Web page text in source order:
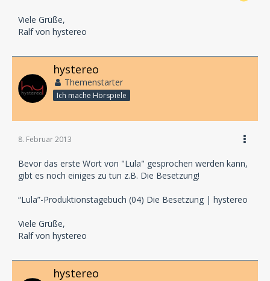
Viele Grüße,
Ralf von hystereo
hystereo
Themenstarter
Ich mache Hörspiele
8. Februar 2013
Bevor das erste Wort von "Lula" gesprochen werden kann,
gibt es noch einiges zu tun z.B. Die Besetzung!
“Lula”-Produktionstagebuch (04) Die Besetzung | hystereo
Viele Grüße,
Ralf von hystereo
hystereo